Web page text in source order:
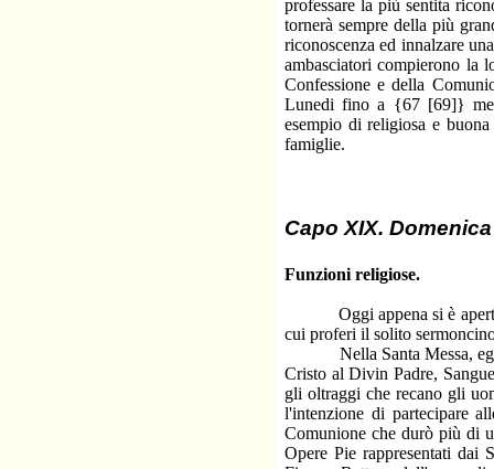
professare la più sentita
tornerà sempre della più
riconoscenza ed innalzare
ambasciatori compierono la
Confessione e della
Lunedi fino a {67 [69]}
esempio di religiosa e
famiglie.
Capo XIX.
Funzioni religiose.
Oggi appena si è aperta
cui proferi il solito
Nella Santa Messa, egli
Cristo al Divin Padre,
gli oltraggi che recano gli
l'intenzione di partecipare
Comunione che durò più di
Opere Pie rappresentati dai